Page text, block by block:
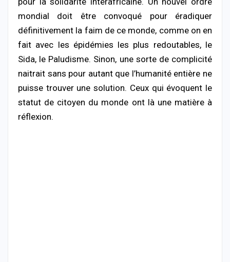
mondial doit être convoqué pour éradiquer
définitivement la faim de ce monde, comme on en
fait avec les épidémies les plus redoutables, le
Sida, le Paludisme. Sinon, une sorte de complicité
naitrait sans pour autant que l’humanité entière ne
puisse trouver une solution. Ceux qui évoquent le
statut de citoyen du monde ont là une matière à
réflexion.